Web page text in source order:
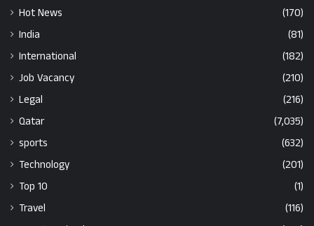
Hot News
(170)
India
(81)
International
(182)
Job Vacancy
(210)
Legal
(216)
Qatar
(7,035)
sports
(632)
Technology
(201)
Top 10
(1)
Travel
(116)